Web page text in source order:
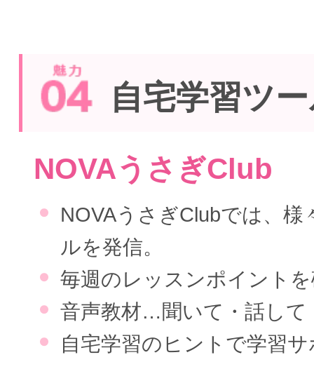
自宅学習ツ
NOVAうさぎClub
NOVAうさぎClubでは、様
ルを発信。
毎週のレッスンポイント
音声教材…聞いて・話して
自宅学習のヒントで学習